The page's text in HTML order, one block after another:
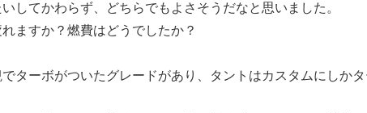
してかわらず、どちらでもよさそうだなと思いました。
ますか？燃費はどうでしたか？
ターボがついたグレードがあり、タントはカスタムにしか